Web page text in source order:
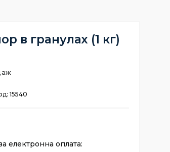
в гранулах (1 кг)
15540